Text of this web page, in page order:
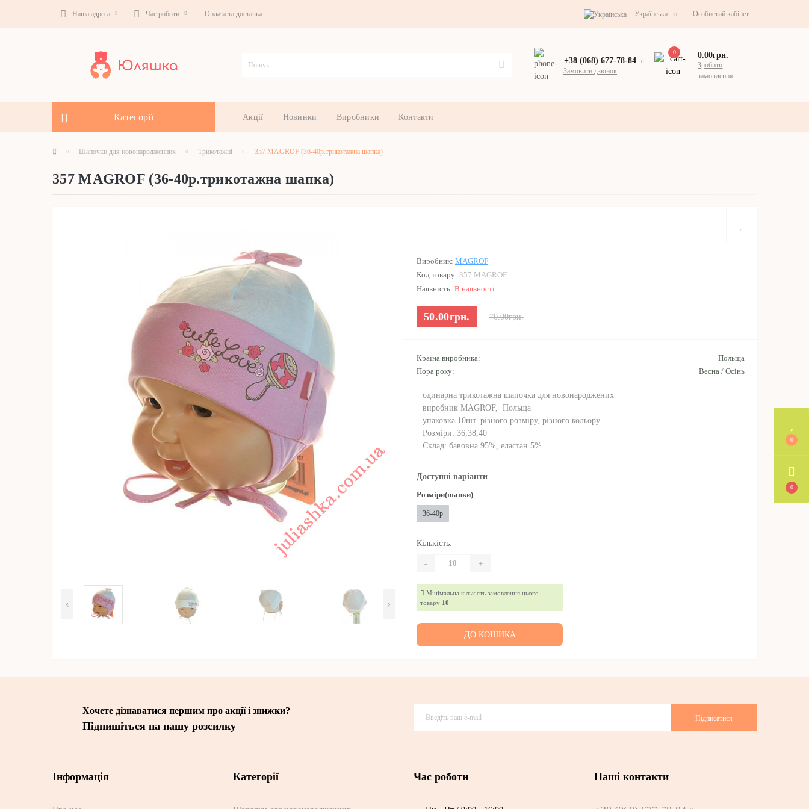
0
0
Наша адреса Час роботи Оплата та доставка Українська Особистий кабінет
+38 (068) 677-78-84
Замовити дзвінок
0 0.00грн.
Зробити
замовлення
Категорії Акції Новинки Виробники Контакти
Шапочки для новонародженних Трикотажні 357 MAGROF (36-40р.трикотажна шапка)
357 MAGROF (36-40р.трикотажна шапка)
‹ ›
Виробник: MAGROF
Код товару: 357 MAGROF
Наявність: В наявності
50.00грн. 70.00грн.
Країна виробника:
Польща
Пора року:
Весна / Осінь
одинарна трикотажна шапочка для новонароджених
виробник MAGROF, Польща
упаковка 10шт. різного розміру, різного кольору
Розміри: 36,38,40
Склад: бавовна 95%, еластан 5%
Доступні варіанти
Розміри(шапки)
36-40р
Кількість:
- +
Мінімальна кількість замовлення цього
товару 10
ДО КОШИКА
Хочете дізнаватися першим про акції і знижки?
Підпишіться на нашу розсилку
Підписатися
Інформація Категорії Час роботи Наші контакти